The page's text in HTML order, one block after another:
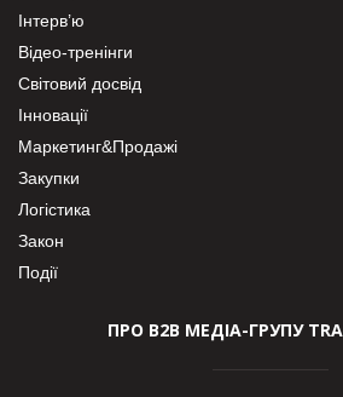
Інтерв’ю
Відео-тренінги
Світовий досвід
Інновації
Маркетинг&Продажі
Закупки
Логістика
Закон
Події
ПРО В2В МЕДІА-ГРУПУ